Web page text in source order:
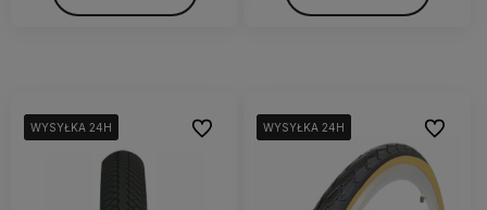
WYSYŁKA 24H
WYSYŁKA 24H
WYSYŁKA 24H
WYSYŁKA 24H Do ulubionychWYSYŁKA 24H
WYSYŁKA 24H
WYSYŁKA 24H
WYSYŁKA 24H Do